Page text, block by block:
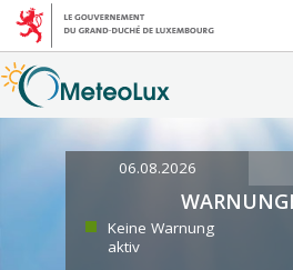
06.08.2026
Keine Warnung
aktiv